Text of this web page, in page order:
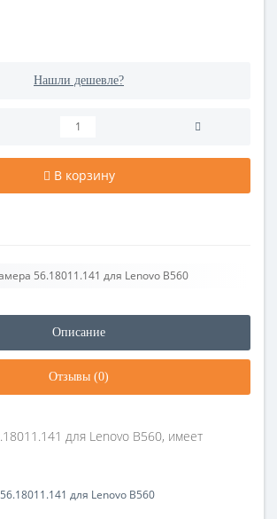
Нашли дешевле?
В корзину
56.18011.141 для Lenovo B560
Описание
Отзывы (0)
для Lenovo B560, имеет
для Lenovo B560